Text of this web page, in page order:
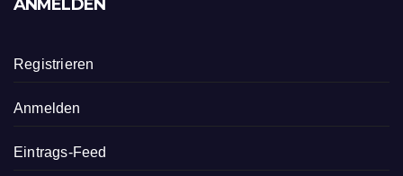
ANMELDEN
Registrieren
Anmelden
Eintrags-Feed